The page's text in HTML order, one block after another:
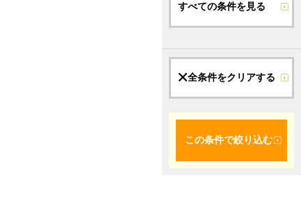
すべての条件を見る
全条件をクリアする
この条件で絞り込む